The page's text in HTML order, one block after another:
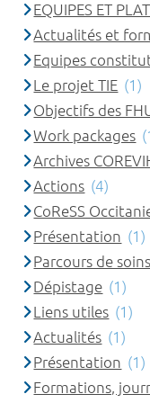
EQUIPES ET
Actualités et
Equipes
Le projet TIE (1)
Objectifs des
Work packages
Archives
Actions (4)
CoReSS
Présentation (1)
Parcours de soins
Dépistage (1)
Liens utiles (1)
Actualités (1)
Présentation (1)
Formations,